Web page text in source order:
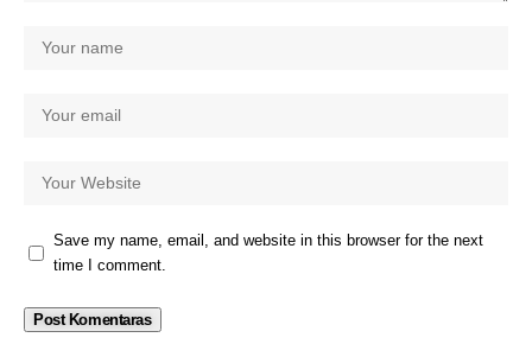
Save my name, email, and website in this browser for the next
time I comment.